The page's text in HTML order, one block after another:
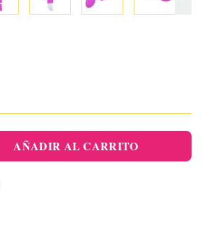
AÑADIR AL CARRITO